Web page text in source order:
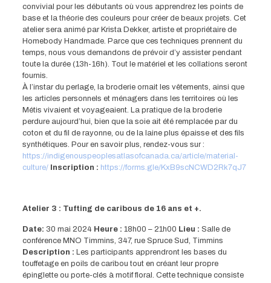
convivial pour les débutants où vous apprendrez les points de
base et la théorie des couleurs pour créer de beaux projets. Cet
atelier sera animé par Krista Dekker, artiste et propriétaire de
Homebody Handmade. Parce que ces techniques prennent du
temps, nous vous demandons de prévoir d’y assister pendant
toute la durée (13h-16h). Tout le matériel et les collations seront
fournis.
À l’instar du perlage, la broderie ornait les vêtements, ainsi que
les articles personnels et ménagers dans les territoires où les
Métis vivaient et voyageaient. La pratique de la broderie
perdure aujourd’hui, bien que la soie ait été remplacée par du
coton et du fil de rayonne, ou de la laine plus épaisse et des fils
synthétiques. Pour en savoir plus, rendez-vous sur :
https://indigenouspeoplesatlasofcanada.ca/article/material-
culture/ Inscription : https://forms.gle/KxB9scNCWD2Rk7qJ7
Atelier 3 : Tufting de caribous de 16 ans et +.
Date: 30 mai 2024 Heure : 18h00 – 21h00 Lieu : Salle de
conférence MNO Timmins, 347, rue Spruce Sud, Timmins
Description : Les participants apprendront les bases du
touffetage en poils de caribou tout en créant leur propre
épinglette ou porte-clés à motif floral. Cette technique consiste